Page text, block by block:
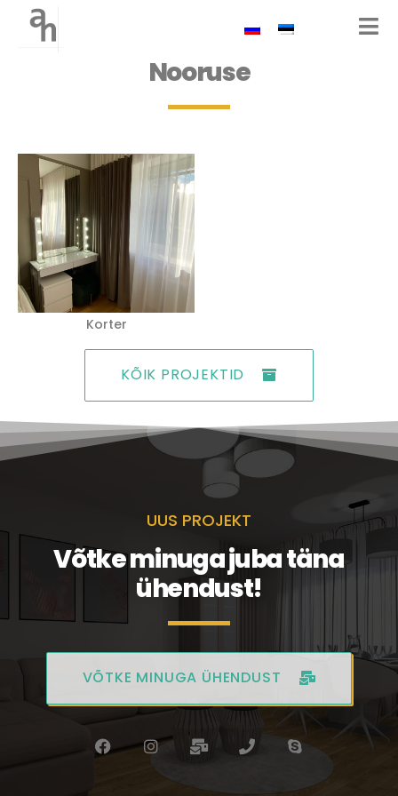
Nooruse
Korter
KÕIK PROJEKTID
UUS PROJEKT
Võtke minuga juba täna
ühendust!
VÕTKE MINUGA ÜHENDUST